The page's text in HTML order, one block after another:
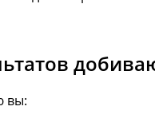
вы: